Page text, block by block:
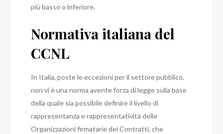
più basso o inferiore.
Normativa italiana del
CCNL
In Italia, poste le eccezioni per il settore pubblico,
non vi è una norma avente forza di legge sulla base
della quale sia possibile definire il livello di
rappresentanza e rappresentatività delle
Organizzazioni firmatarie dei Contratti, che